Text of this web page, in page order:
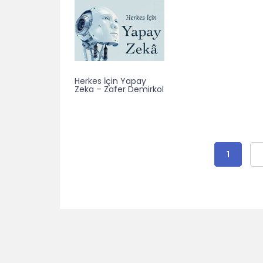
Herkes İçin Yapay
Zeka – Zafer Demirkol
1